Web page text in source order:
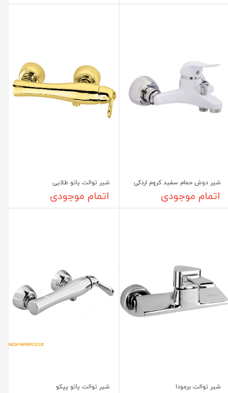
شیر دوش حمام سفید کروم اردکی
اتمام موجودی
شیر توالت یاتو طلایی
اتمام موجودی
شیر توالت برمودا شیر توالت یاتو پپکو